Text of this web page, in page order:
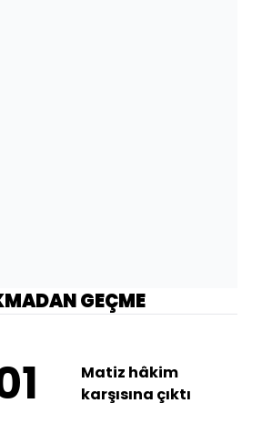
GEÇME
Matiz hâkim
karşısına çıktı